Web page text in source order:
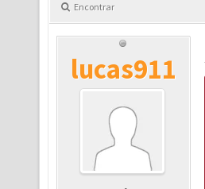
Encontrar
lucas911